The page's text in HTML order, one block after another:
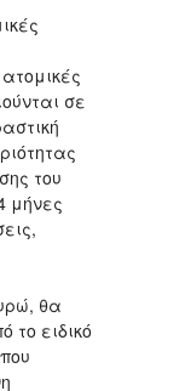
σε
του
μήνες
θα
το ειδικό